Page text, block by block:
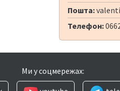
Пошта:
Телефон:
Ми у соцмережах: